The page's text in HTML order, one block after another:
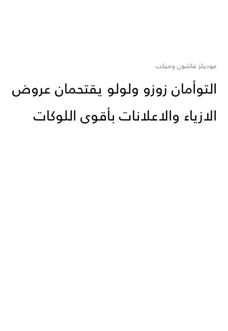
موديلز فاشون وميكب
التوأمان زوزو ولولو يقتحمان عروض
الازياء والاعلانات بأقوى اللوكات